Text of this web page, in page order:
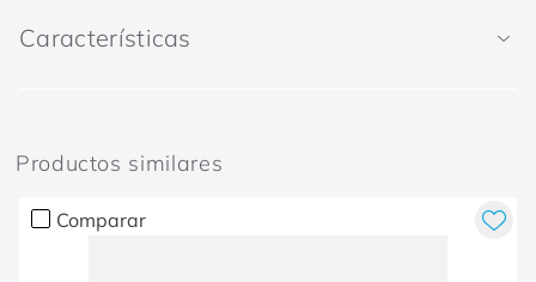
Características
Productos similares
Comparar